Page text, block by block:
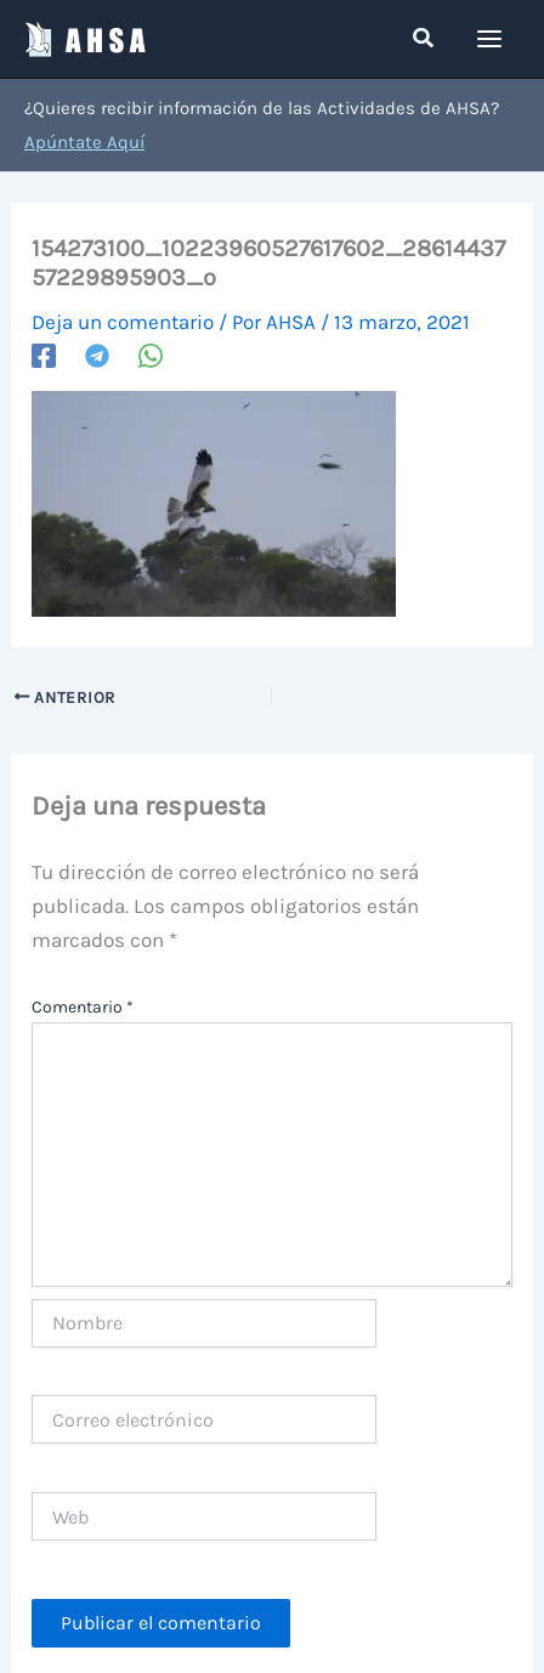
contenido
Buscar
¿Quieres recibir información de las Actividades de AHSA?
Apúntate Aquí
154273100_10223960527617602_28614437
57229895903_o
Deja un comentario / Por AHSA /13 marzo, 2021
ANTERIOR
Deja una respuesta
Tu dirección de correo electrónico no será
publicada. Los campos obligatorios están
marcados con *
Comentario *
electrónico